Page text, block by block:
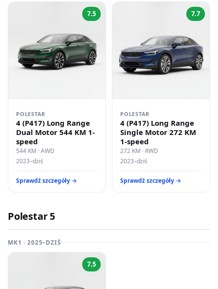
7.5
POLESTAR
4 (P417) Long Range
Dual Motor 544 KM 1-
speed
544 KM · AWD
2023–dziś
Sprawdź szczegóły →
7.7
POLESTAR
4 (P417) Long Range
Single Motor 272 KM
1-speed
272 KM · RWD
2023–dziś
Sprawdź szczegóły →
Polestar 5
MK1 · 2025–DZIŚ
7.5